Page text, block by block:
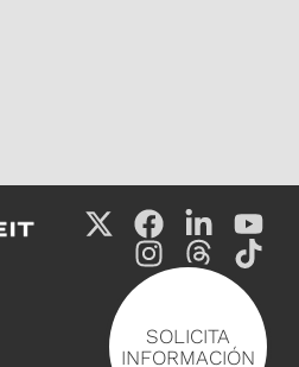
SOLICITA
INFORMACIÓN